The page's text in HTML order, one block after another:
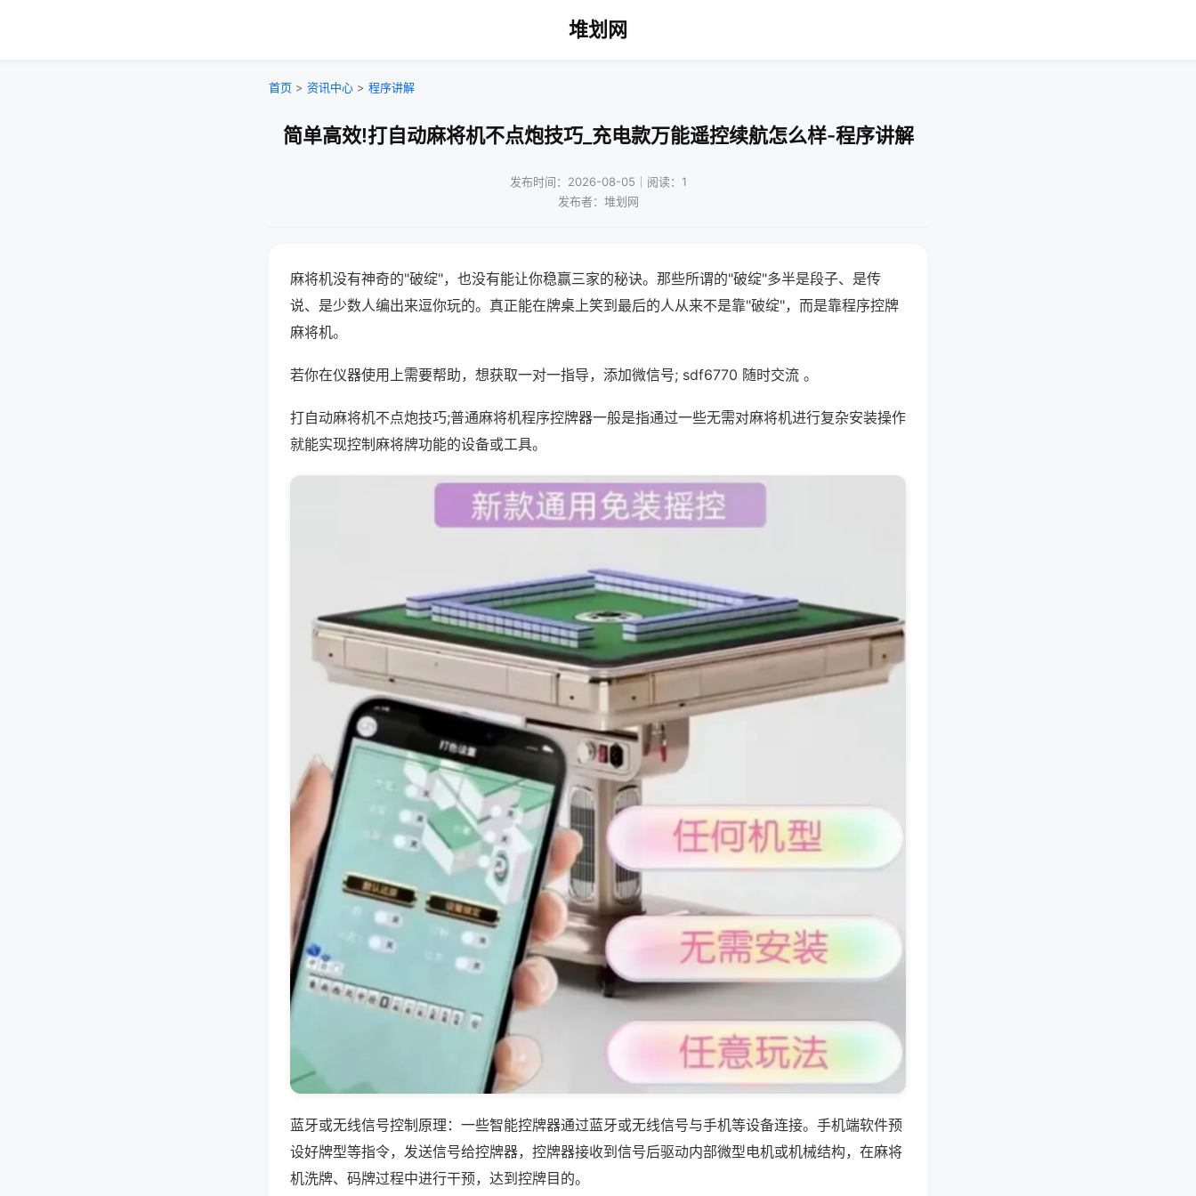
堆划网
首页 > 资讯中心 > 程序讲解
简单高效!打自动麻将机不点炮技巧_充电款万能遥控续航怎么样-程序讲解
发布时间：2026-08-05｜阅读：1
发布者：堆划网
麻将机没有神奇的"破绽"，也没有能让你稳赢三家的秘诀。那些所谓的"破绽"多半是段子、是传
说、是少数人编出来逗你玩的。真正能在牌桌上笑到最后的人从来不是靠"破绽"，而是靠程序控牌
麻将机。
若你在仪器使用上需要帮助，想获取一对一指导，添加微信号; sdf6770 随时交流 。
打自动麻将机不点炮技巧;普通麻将机程序控牌器一般是指通过一些无需对麻将机进行复杂安装操作
就能实现控制麻将牌功能的设备或工具。
蓝牙或无线信号控制原理：一些智能控牌器通过蓝牙或无线信号与手机等设备连接。手机端软件预
设好牌型等指令，发送信号给控牌器，控牌器接收到信号后驱动内部微型电机或机械结构，在麻将
机洗牌、码牌过程中进行干预，达到控牌目的。